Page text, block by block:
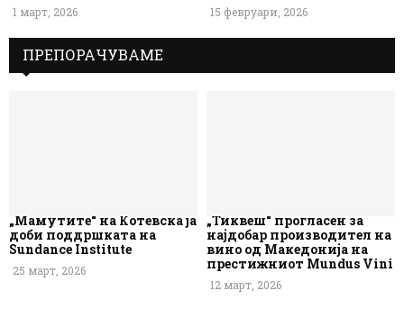
1 март, 2026 15 февруари, 2026
ПРЕПОРАЧУВАМЕ
„Мамутите“ на Котевска ја
доби поддршката на
Sundance Institute
25 март, 2026
„Тиквеш“ прогласен за
најдобар производител на
вино од Македонија на
престижниот Mundus Vini
12 март, 2026